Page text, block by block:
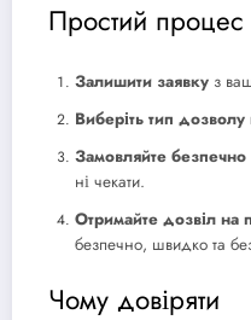
Простий процес
Залишити заявку з
Виберіть тип
Замовляйте
ні чекати.
Отримайте дозвіл на
безпечно, швидко та
Чому довіряти